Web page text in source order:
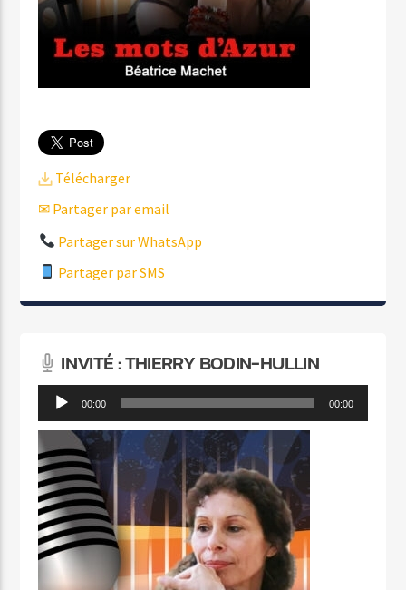
Télécharger
✉ Partager par email
Partager sur WhatsApp
Partager par SMS
INVITÉ : THIERRY BODIN-HULLIN
Lecteur 00:00 00:00